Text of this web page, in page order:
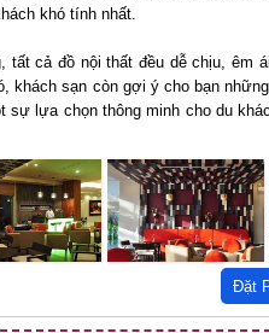
khó tính nhất.
tất cả đồ nội thất đều dễ chịu,
khách sạn còn gợi ý cho bạn
sự lựa chọn thông minh cho du